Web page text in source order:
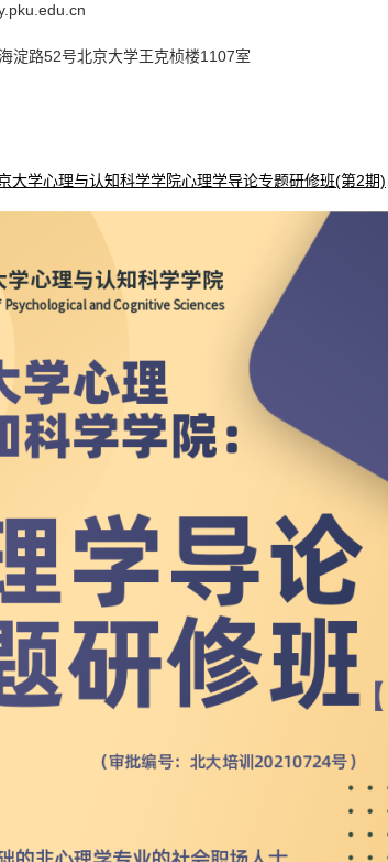
淀路52号北京大学王克桢楼1107室
大学心理与认知科学学院心理学导论专题研修班(第2期)